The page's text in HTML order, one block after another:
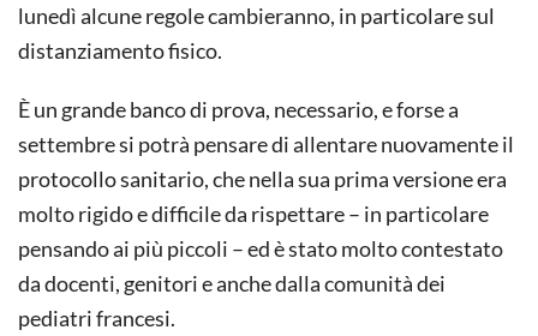
lunedì alcune regole cambieranno, in particolare sul
distanziamento fisico.
È un grande banco di prova, necessario, e forse a
settembre si potrà pensare di allentare nuovamente il
protocollo sanitario, che nella sua prima versione era
molto rigido e difficile da rispettare – in particolare
pensando ai più piccoli – ed è stato molto contestato
da docenti, genitori e anche dalla comunità dei
pediatri francesi.